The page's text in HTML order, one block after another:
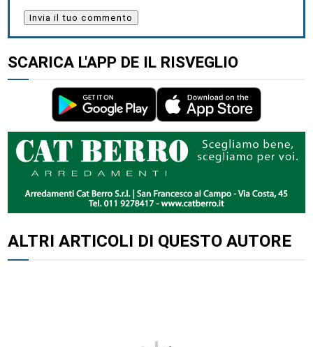
SCARICA L'APP DE IL RISVEGLIO
ALTRI ARTICOLI DI QUESTO AUTORE